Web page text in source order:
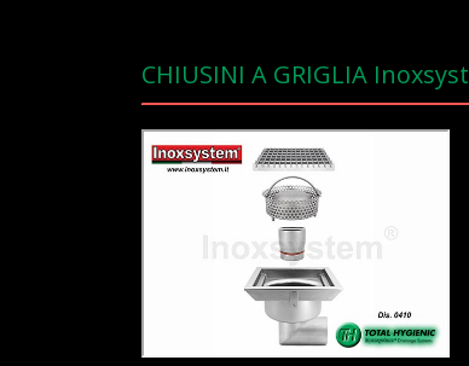
CHIUSINI A GRIGLIA